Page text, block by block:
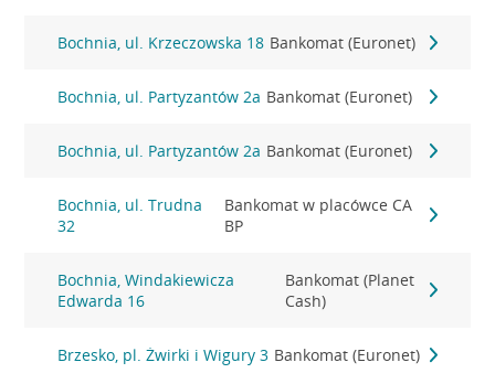
Bochnia, ul. Krzeczowska 18 Bankomat (Euronet)
Bochnia, ul. Partyzantów 2a Bankomat (Euronet)
Bochnia, ul. Partyzantów 2a Bankomat (Euronet)
Bochnia, ul. Trudna
32
Bankomat w placówce CA
BP
Bochnia, Windakiewicza
Edwarda 16
Bankomat (Planet
Cash)
Brzesko, pl. Żwirki i Wigury 3 Bankomat (Euronet)